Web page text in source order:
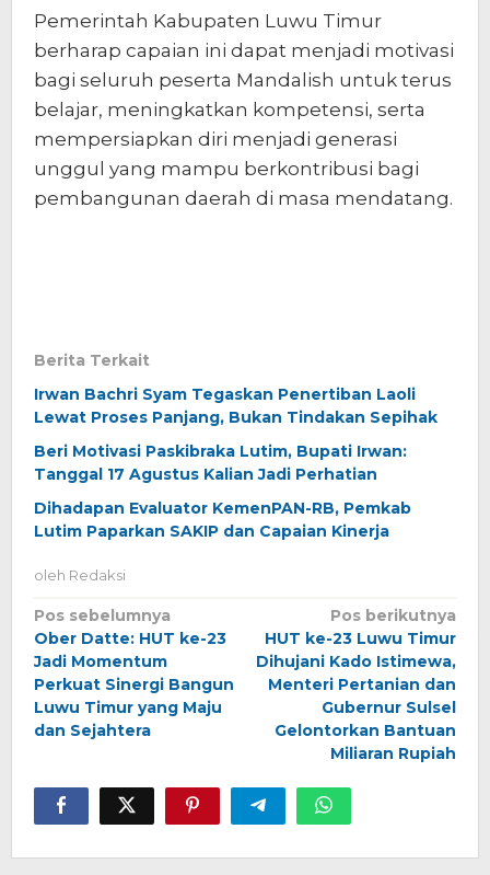
Pemerintah Kabupaten Luwu Timur
berharap capaian ini dapat menjadi motivasi
bagi seluruh peserta Mandalish untuk terus
belajar, meningkatkan kompetensi, serta
mempersiapkan diri menjadi generasi
unggul yang mampu berkontribusi bagi
pembangunan daerah di masa mendatang.
Berita Terkait
Irwan Bachri Syam Tegaskan Penertiban Laoli
Lewat Proses Panjang, Bukan Tindakan Sepihak
Beri Motivasi Paskibraka Lutim, Bupati Irwan:
Tanggal 17 Agustus Kalian Jadi Perhatian
Dihadapan Evaluator KemenPAN-RB, Pemkab
Lutim Paparkan SAKIP dan Capaian Kinerja
oleh Redaksi
Navigasi
pos
Pos sebelumnya
Ober Datte: HUT ke-23
Jadi Momentum
Perkuat Sinergi Bangun
Luwu Timur yang Maju
dan Sejahtera
Pos berikutnya
HUT ke-23 Luwu Timur
Dihujani Kado Istimewa,
Menteri Pertanian dan
Gubernur Sulsel
Gelontorkan Bantuan
Miliaran Rupiah